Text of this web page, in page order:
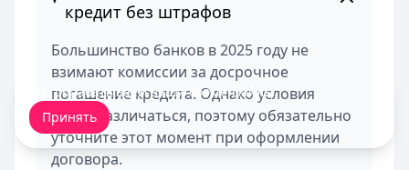
кредит без штрафов
Большинство банков в 2025 году не
взимают комиссии за досрочное
погашение кредита. Однако условия
могут различаться, поэтому обязательно
уточните этот момент при оформлении
договора.
Мы обрабатываем ваши cookie-файлы.
Принять